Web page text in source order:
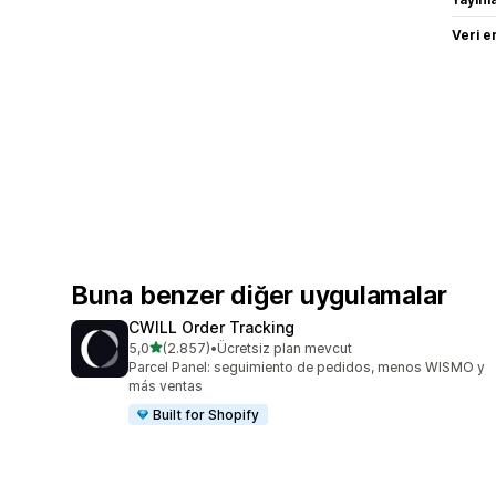
Veri
Buna benzer diğer uygulamalar
CWILL Order Tracking
5,05 yıldız üzerinden
(2.857)
toplam 2857 değerlendirme
•Ücretsiz plan mevcut
Parcel Panel: seguimiento de pedidos, menos WISMO y
más ventas
Built for Shopify